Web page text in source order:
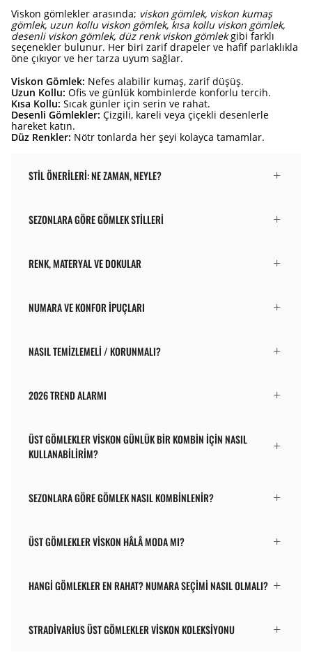
Viskon gömlekler arasında; viskon gömlek, viskon kumaş
gömlek, uzun kollu viskon gömlek, kısa kollu viskon gömlek,
desenli viskon gömlek, düz renk viskon gömlekgibi farklı
seçenekler bulunur. Her biri zarif drapeler ve hafif parlaklıkla
öne çıkıyor ve her tarza uyum sağlar.
Viskon Gömlek: Nefes alabilir kumaş, zarif düşüş.
Uzun Kollu: Ofis ve günlük kombinlerde konforlu tercih.
Kısa Kollu: Sıcak günler için serin ve rahat.
Desenli Gömlekler: Çizgili, kareli veya çiçekli desenlerle
hareket katın.
Düz Renkler: Nötr tonlarda her şeyi kolayca tamamlar.
STIL ÖNERILERI: NE ZAMAN, NEYLE?
SEZONLARA GÖRE GÖMLEK STILLERI
RENK, MATERYAL VE DOKULAR
NUMARA VE KONFOR İPUÇLARI
NASIL TEMIZLEMELI / KORUNMALI?
2026 TREND ALARMI
ÜST GÖMLEKLER VISKON GÜNLÜK BIR KOMBIN IÇIN NASIL
KULLANABILIRIM?
SEZONLARA GÖRE GÖMLEK NASIL KOMBINLENIR?
ÜST GÖMLEKLER VISKON HÂLÂ MODA MI?
HANGI GÖMLEKLER EN RAHAT? NUMARA SEÇIMI NASIL OLMALI?
STRADIVARIUS ÜST GÖMLEKLER VISKON KOLEKSIYONU